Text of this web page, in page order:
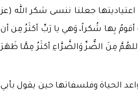
اعتياديتها جعلنا ننسى شكر الله (عز
بِها شُكراً، وَهي يا رَبِّ أكثَرُ مِن أن
مِنَ الضُّرِّ وَالضَّرَّاءِ أكثَرُ مِمَّا ظَهَرَ
الحياة وفلسفاتها حين يقول بأبي